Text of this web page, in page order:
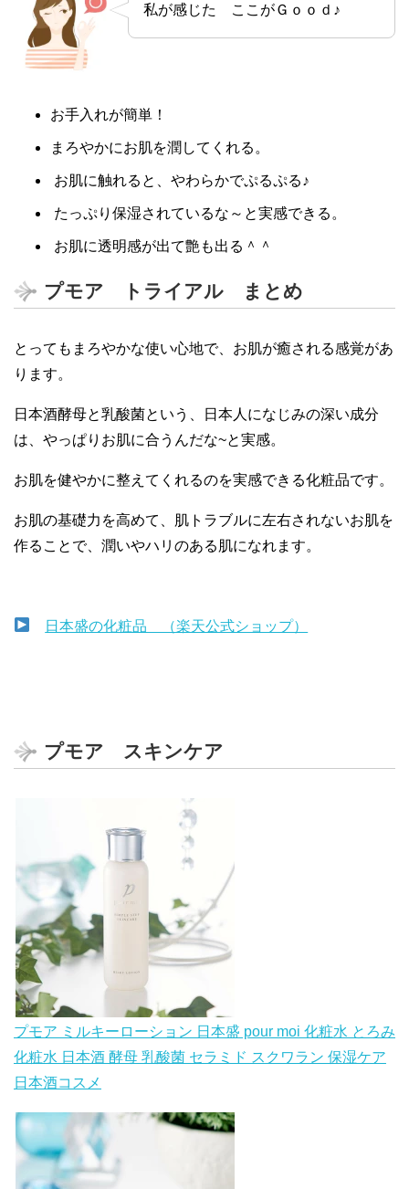
私が感じた ここがＧｏｏｄ♪
お手入れが簡単！
まろやかにお肌を潤してくれる。
お肌に触れると、やわらかでぷるぷる♪
たっぷり保湿されているな～と実感できる。
お肌に透明感が出て艶も出る＾＾
プモア トライアル まとめ
とってもまろやかな使い心地で、お肌が癒される感覚があ
ります。
日本酒酵母と乳酸菌という、日本人になじみの深い成分
は、やっぱりお肌に合うんだな~と実感。
お肌を健やかに整えてくれるのを実感できる化粧品です。
お肌の基礎力を高めて、肌トラブルに左右されないお肌を
作ることで、潤いやハリのある肌になれます。
日本盛の化粧品 （楽天公式ショップ）
プモア スキンケア
プモア ミルキーローション 日本盛 pour moi 化粧水 とろみ
化粧水 日本酒 酵母 乳酸菌 セラミド スクワラン 保湿ケア
日本酒コスメ